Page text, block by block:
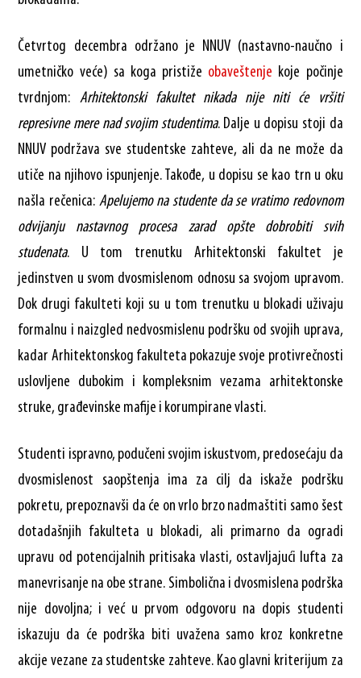
Četvrtog decembra održano je NNUV (nastavno-naučno i
umetničko veće) sa koga pristiže obaveštenje koje počinje
tvrdnjom: Arhitektonski fakultet nikada nije niti će vršiti
represivne mere nad svojim studentima. Dalje u dopisu stoji da
NNUV podržava sve studentske zahteve, ali da ne može da
utiče na njihovo ispunjenje. Takođe, u dopisu se kao trn u oku
našla rečenica: Apelujemo na studente da se vratimo redovnom
odvijanju nastavnog procesa zarad opšte dobrobiti svih
studenata. U tom trenutku Arhitektonski fakultet je
jedinstven u svom dvosmislenom odnosu sa svojom upravom.
Dok drugi fakulteti koji su u tom trenutku u blokadi uživaju
formalnu i naizgled nedvosmislenu podršku od svojih uprava,
kadar Arhitektonskog fakulteta pokazuje svoje protivrečnosti
uslovljene dubokim i kompleksnim vezama arhitektonske
struke, građevinske mafije i korumpirane vlasti.
Studenti ispravno, podučeni svojim iskustvom, predosećaju da
dvosmislenost saopštenja ima za cilj da iskaže podršku
pokretu, prepoznavši da će on vrlo brzo nadmaštiti samo šest
dotadašnjih fakulteta u blokadi, ali primarno da ogradi
upravu od potencijalnih pritisaka vlasti, ostavljajući lufta za
manevrisanje na obe strane. Simbolična i dvosmislena podrška
nije dovoljna; i već u prvom odgovoru na dopis studenti
iskazuju da će podrška biti uvažena samo kroz konkretne
akcije vezane za studentske zahteve. Kao glavni kriterijum za